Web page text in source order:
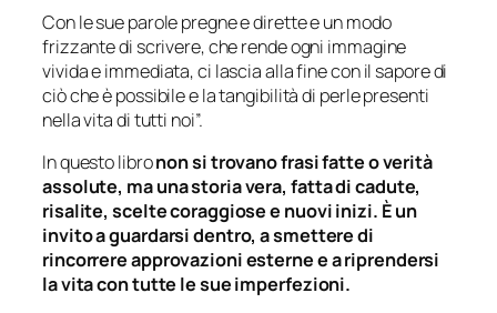
Con le sue parole pregne e dirette e un modo
frizzante di scrivere, che rende ogni immagine
vivida e immediata, ci lascia alla fine con il sapore di
ciò che è possibile e la tangibilità di perle presenti
nella vita di tutti noi”.
In questo libronon si trovano frasi fatte o verità
assolute, ma una storia vera, fatta di cadute,
risalite, scelte coraggiose e nuovi inizi. È un
invito a guardarsi dentro, a smettere di
rincorrere approvazioni esterne e a riprendersi
la vita con tutte le sue imperfezioni.